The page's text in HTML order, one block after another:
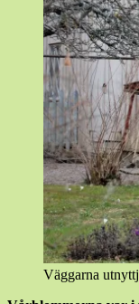
Väggarna